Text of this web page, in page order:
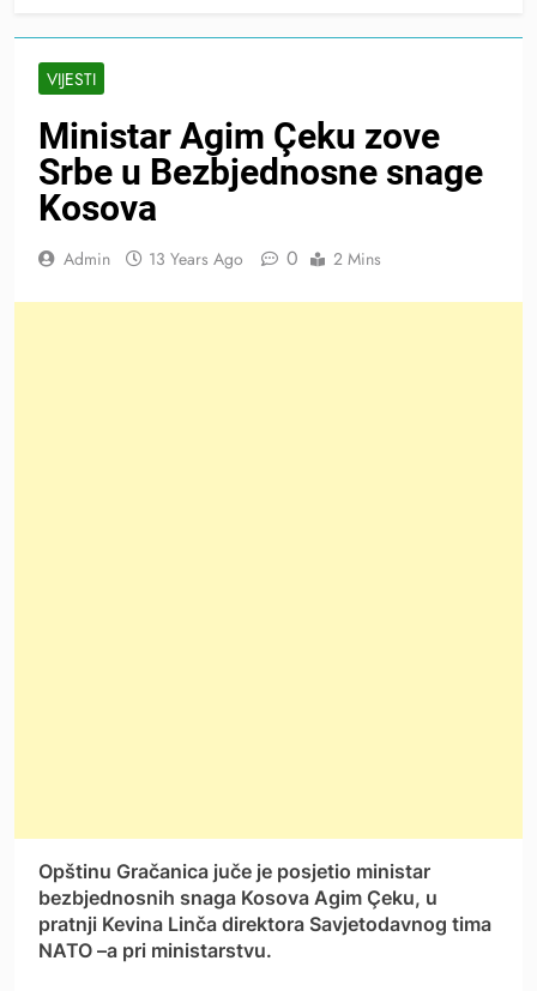
VIJESTI
Ministar Agim Çeku zove
Srbe u Bezbjednosne snage
Kosova
Admin 13 Years Ago 0 2 Mins
Opštinu Gračanica juče je posjetio ministar
bezbjednosnih snaga Kosova Agim Çeku, u
pratnji Kevina Linča direktora Savjetodavnog tima
NATO –a pri ministarstvu.